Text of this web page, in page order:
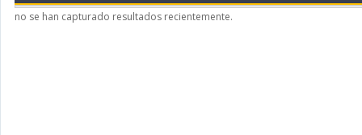
no se han capturado resultados recientemente.